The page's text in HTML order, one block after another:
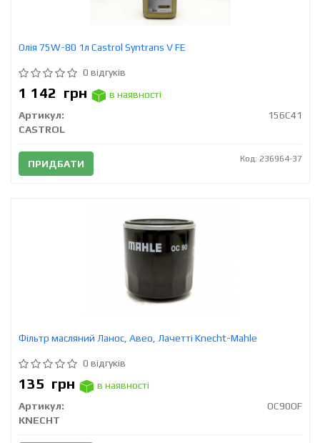
Олія 75W-80 1л Castrol Syntrans V FE
0 відгуків
1 142 грн
в наявності
Артикул:
156C41
CASTROL
ПРИДБАТИ Код: 236964-37
Фільтр масляний Ланос, Авео, Лачетті Knecht-Mahle
0 відгуків
135 грн
в наявності
Артикул:
OC90OF
KNECHT